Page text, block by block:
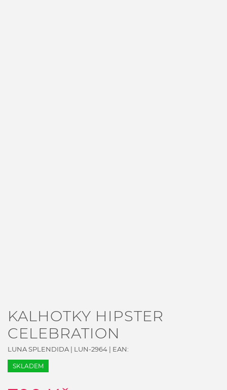
KALHOTKY HIPSTER
CELEBRATION
LUNA SPLENDIDA | LUN-2964 | EAN:
SKLADEM